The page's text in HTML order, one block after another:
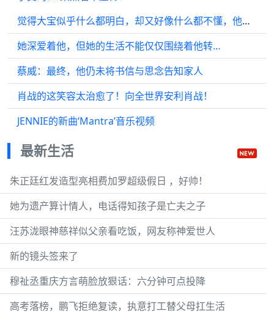
觉得大宝似乎什么都明白，却又好像什么都不懂，他的神情显得有些酸楚…
她深爱着他，但她的生活不能仅仅围绕着他转…
蔡威：最终，他仍未将书信与思念告知家人
肖战的这笑容太治愈了！向全世界安利肖战！
JENNIE的新曲‘Mantra’音乐视频
最新生活
朱正廷红发造型亮相费加罗超级假日 ，好帅！
她为遗产算计情人，电话得知孩子是亡夫之子
汪苏泷眼神慈祥似父亲看吃饭，网友称神爱世人
新的镜头签来了
穆祉丞重庆方言萌脸放狠话：六分钟可点投降
高考落榜，鹏飞拒绝复读，执意打工替父母扛生活